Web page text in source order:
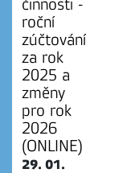
činnosti -
roční
zúčtování
za rok
2025 a
změny
pro rok
2026
(ONLINE)
29. 01.